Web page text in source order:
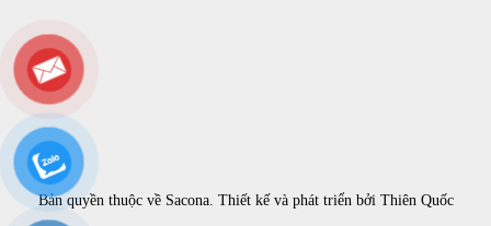
Bản quyền thuộc về Sacona. Thiết kế và phát triển bởi Thiên Quốc